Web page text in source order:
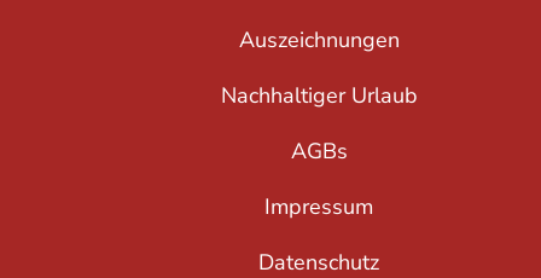
Auszeichnungen
Nachhaltiger Urlaub
AGBs
Impressum
Datenschutz